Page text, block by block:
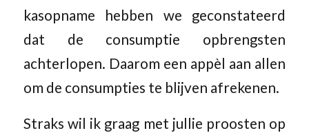
kasopname hebben we geconstateerd
dat de consumptie opbrengsten
achterlopen. Daarom een appèl aan allen
om de consumpties te blijven afrekenen.
Straks wil ik graag met jullie proosten op